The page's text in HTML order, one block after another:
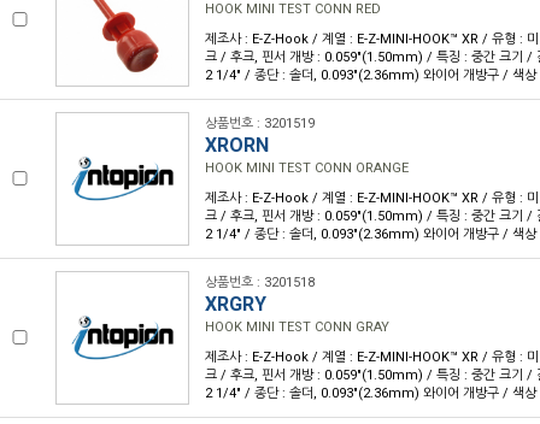
HOOK MINI TEST CONN RED
제조사 : E-Z-Hook / 계열 : E-Z-MINI-HOOK™ XR / 유형 :
크 / 후크, 핀서 개방 : 0.059"(1.50mm) / 특징 : 중간 크기
2 1/4" / 종단 : 솔더, 0.093"(2.36mm) 와이어 개방구 / 색상
상품번호 : 3201519
XRORN
HOOK MINI TEST CONN ORANGE
제조사 : E-Z-Hook / 계열 : E-Z-MINI-HOOK™ XR / 유형 :
크 / 후크, 핀서 개방 : 0.059"(1.50mm) / 특징 : 중간 크기
2 1/4" / 종단 : 솔더, 0.093"(2.36mm) 와이어 개방구 / 색상
상품번호 : 3201518
XRGRY
HOOK MINI TEST CONN GRAY
제조사 : E-Z-Hook / 계열 : E-Z-MINI-HOOK™ XR / 유형 :
크 / 후크, 핀서 개방 : 0.059"(1.50mm) / 특징 : 중간 크기
2 1/4" / 종단 : 솔더, 0.093"(2.36mm) 와이어 개방구 / 색상